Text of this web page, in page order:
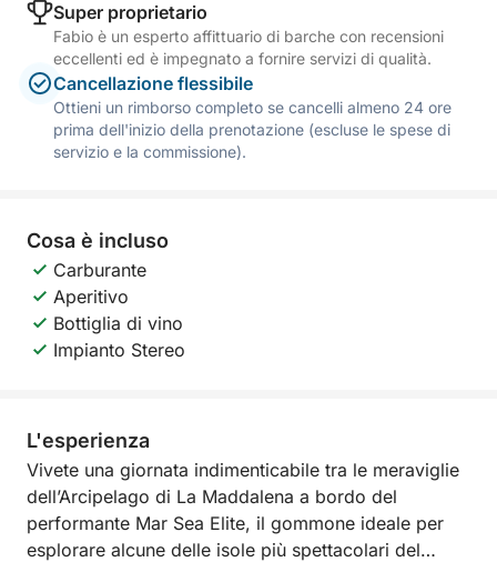
Super proprietario
Fabio è un esperto affittuario di barche con recensioni
eccellenti ed è impegnato a fornire servizi di qualità.
Cancellazione flessibile
Ottieni un rimborso completo se cancelli almeno 24 ore
prima dell'inizio della prenotazione (escluse le spese di
servizio e la commissione).
Cosa è incluso
Carburante
Aperitivo
Bottiglia di vino
Impianto Stereo
L'esperienza
Vivete una giornata indimenticabile tra le meraviglie
dell’Arcipelago di La Maddalena a bordo del
performante Mar Sea Elite, il gommone ideale per
esplorare alcune delle isole più spettacolari del